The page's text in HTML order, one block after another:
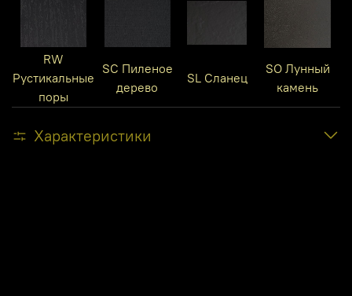
RW
Рустикальные
поры
SC Пиленое
дерево
SL Сланец
SO Лунный
камень
Характеристики